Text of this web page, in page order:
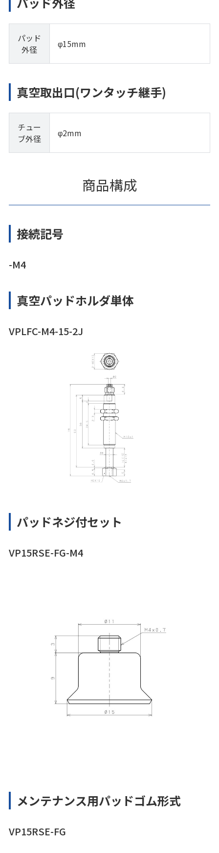
パッド
外径
φ15mm
真空取出口(ワンタッチ継手)
チュー
ブ外径
φ2mm
商品構成
接続記号
-M4
真空パッドホルダ単体
VPLFC-M4-15-2J
パッドネジ付セット
VP15RSE-FG-M4
メンテナンス用パッドゴム形式
VP15RSE-FG